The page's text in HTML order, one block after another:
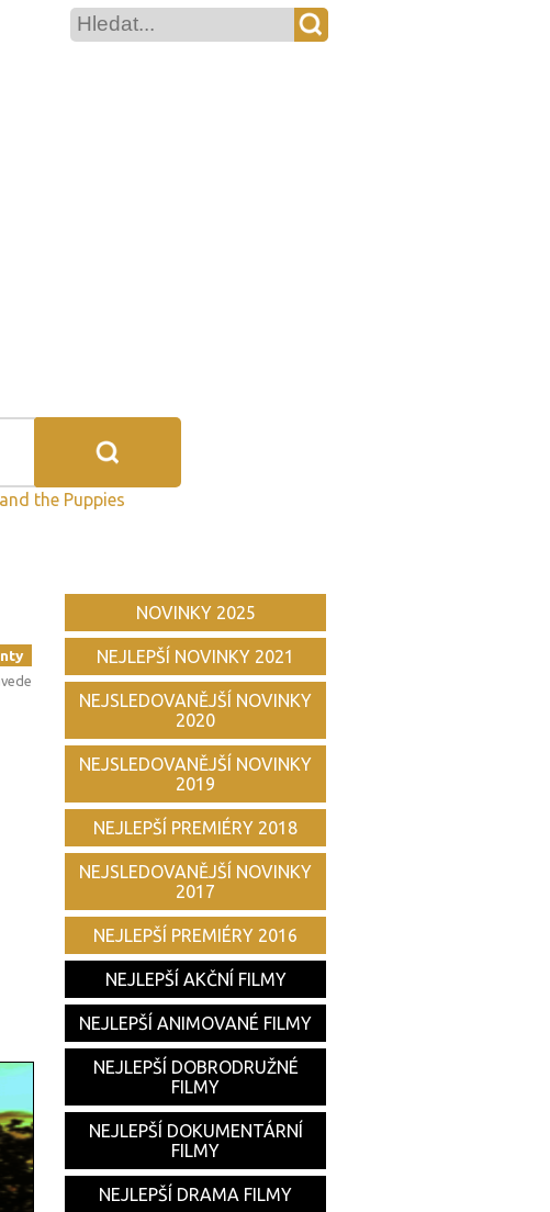
the Puppies
NOVINKY 2025
NEJLEPŠÍ NOVINKY 2021
NEJSLEDOVANĚJŠÍ NOVINKY
2020
NEJSLEDOVANĚJŠÍ NOVINKY
2019
NEJLEPŠÍ PREMIÉRY 2018
NEJSLEDOVANĚJŠÍ NOVINKY
2017
NEJLEPŠÍ PREMIÉRY 2016
NEJLEPŠÍ AKČNÍ FILMY
NEJLEPŠÍ ANIMOVANÉ FILMY
NEJLEPŠÍ DOBRODRUŽNÉ
FILMY
NEJLEPŠÍ DOKUMENTÁRNÍ
FILMY
NEJLEPŠÍ DRAMA FILMY